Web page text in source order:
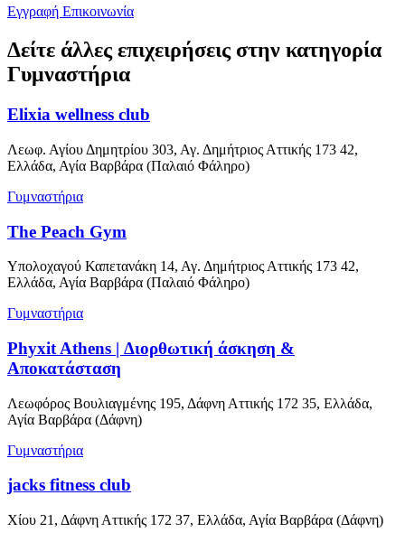
Εγγραφή Επικοινωνία
Δείτε άλλες επιχειρήσεις στην κατηγορία
Γυμναστήρια
Elixia wellness club
Λεωφ. Αγίου Δημητρίου 303, Αγ. Δημήτριος Αττικής 173 42,
Ελλάδα, Αγία Βαρβάρα (Παλαιό Φάληρο)
Γυμναστήρια
The Peach Gym
Υπολοχαγού Καπετανάκη 14, Αγ. Δημήτριος Αττικής 173 42,
Ελλάδα, Αγία Βαρβάρα (Παλαιό Φάληρο)
Γυμναστήρια
Phyxit Athens | Διορθωτική άσκηση &
Αποκατάσταση
Λεωφόρος Βουλιαγμένης 195, Δάφνη Αττικής 172 35, Ελλάδα,
Αγία Βαρβάρα (Δάφνη)
Γυμναστήρια
jacks fitness club
Χίου 21, Δάφνη Αττικής 172 37, Ελλάδα, Αγία Βαρβάρα (Δάφνη)